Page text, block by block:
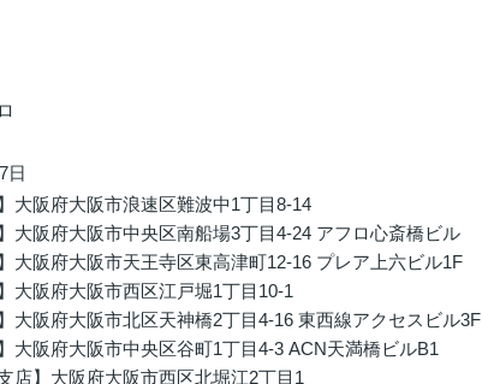
日
大阪府大阪市浪速区難波中1丁目8-14
大阪府大阪市中央区南船場3丁目4-24 アフロ心斎橋ビル
大阪府大阪市天王寺区東高津町12-16 プレア上六ビル1F
大阪府大阪市西区江戸堀1丁目10-1
大阪府大阪市北区天神橋2丁目4-16 東西線アクセスビル3F
大阪府大阪市中央区谷町1丁目4-3 ACN天満橋ビルB1
店】大阪府大阪市西区北堀江2丁目1